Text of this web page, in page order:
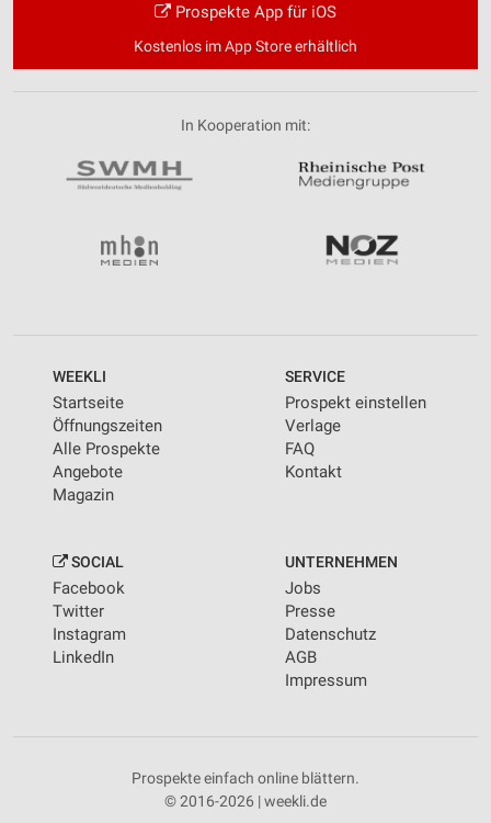
Prospekte App für iOS
Kostenlos im App Store erhältlich
In Kooperation mit:
WEEKLI
Startseite
Öffnungszeiten
Alle Prospekte
Angebote
Magazin
SERVICE
Prospekt einstellen
Verlage
FAQ
Kontakt
SOCIAL
Facebook
Twitter
Instagram
LinkedIn
UNTERNEHMEN
Jobs
Presse
Datenschutz
AGB
Impressum
Prospekte einfach online blättern.
© 2016-2026 | weekli.de